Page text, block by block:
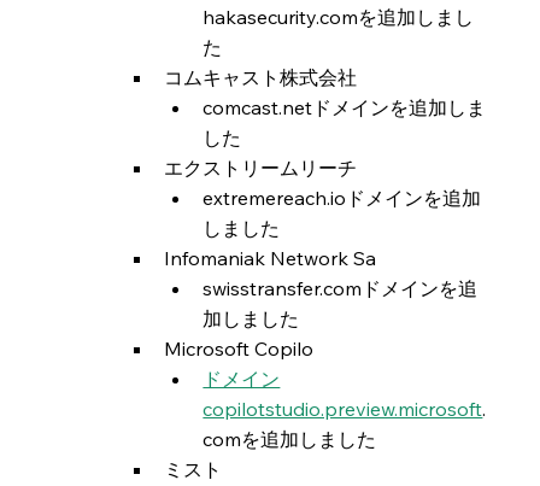
hakasecurity.comを追加しまし
た
コムキャスト株式会社
comcast.netドメインを追加しま
した
エクストリームリーチ
extremereach.ioドメインを追加
しました
Infomaniak Network Sa
swisstransfer.comドメインを追
加しました
Microsoft Copilo
ドメイン
copilotstudio.preview.microsoft.
comを追加しました
ミスト